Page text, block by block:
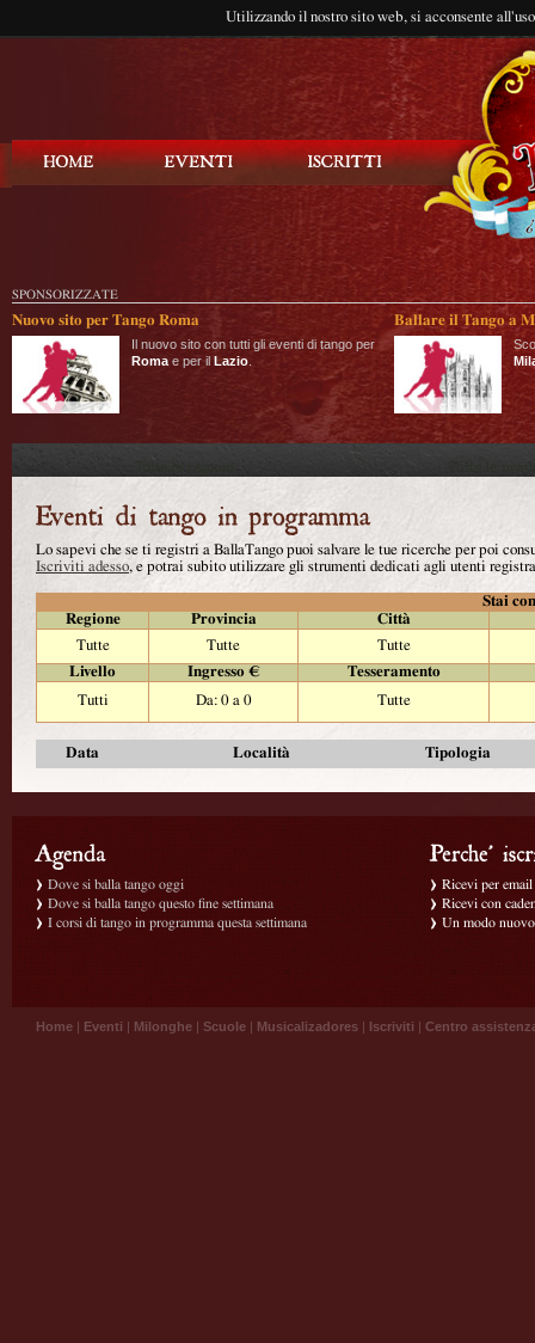
Utilizzando il nostro sito web, si acconsente
SPONSORIZZATE
Nuovo sito per Tango Roma
Il nuovo sito con tutti gli eventi di tango per
Roma e per il Lazio
Ballare il Tango a
Lo sapevi che se ti registri a BallaTango puoi salvare le tue ricerche per poi
Iscriviti adesso, e potrai subito utilizzare gli strumenti dedicati agli utenti
Stai
Regione
Provincia
Città
Tutte
Tutte
Tutte
Livello
Ingresso €
Tesseramento
Tutti
Da: 0 a 0 Tutte
Data Località Tipologia
Dove si balla tango oggi
Dove si balla tango questo fine settimana
I corsi di tango in programma questa settimana
Ricevi per
Ricevi con
Un modo
Home | Eventi | Milonghe | Scuole | Musicalizadores | Iscriviti | Centro